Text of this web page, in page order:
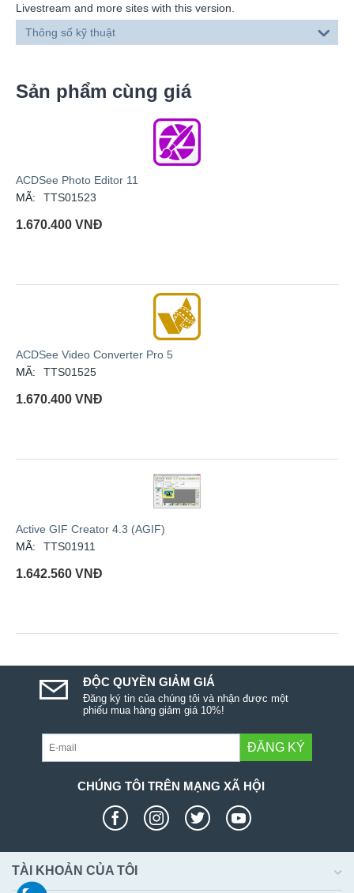
Livestream and more sites with this version.
Thông số kỹ thuật
Sản phẩm cùng giá
ACDSee Photo Editor 11
MÃ:
TTS01523
1.670.400 VNĐ
ACDSee Video Converter Pro 5
MÃ:
TTS01525
1.670.400 VNĐ
Active GIF Creator 4.3 (AGIF)
MÃ:
TTS01911
1.642.560 VNĐ
ĐỘC QUYỀN GIẢM GIÁ
Đăng ký tin của chúng tôi và nhận được một
phiếu mua hàng giảm giá 10%!
ĐĂNG KÝ
CHÚNG TÔI TRÊN MẠNG XÃ HỘI
TÀI KHOẢN CỦA TÔI